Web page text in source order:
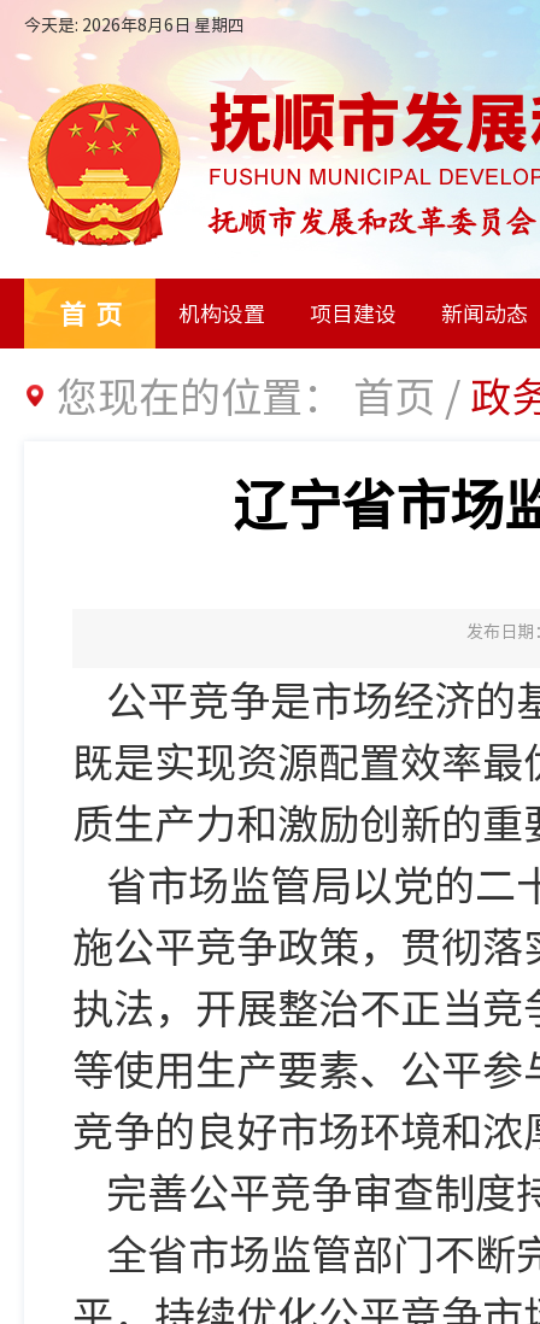
今天是: 2026年8月6日 星期四
首页 机构设置 项目建设 新闻动态
您现在的位置： 首页 /政
辽宁省市场
发布日
公平竞争是市场经济的
既是实现资源配置效率
质生产力和激励创新的重
省市场监管局以党的二
施公平竞争政策，贯彻
执法，开展整治不正当
等使用生产要素、公平
竞争的良好市场环境和
完善公平竞争审查制度
全省市场监管部门不断